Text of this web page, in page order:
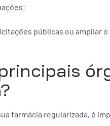
públicas ou ampliar o
farmácia regularizada, é